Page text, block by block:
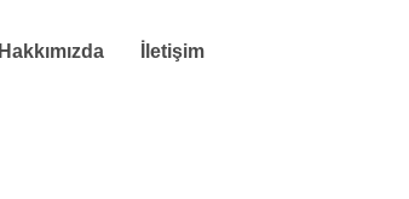
Hakkımızda İletişim